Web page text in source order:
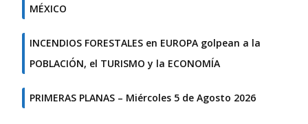
MÉXICO
INCENDIOS FORESTALES en EUROPA golpean a la
POBLACIÓN, el TURISMO y la ECONOMÍA
PRIMERAS PLANAS – Miércoles 5 de Agosto 2026